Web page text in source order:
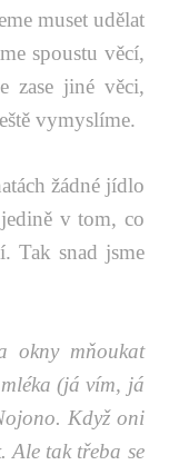
muset udělat
spoustu věcí,
zase jiné věci,
vymyslíme.
žádné jídlo
v tom, co
Tak snad jsme
okny mňoukat
(já vím, já
Když oni
Ale tak třeba se